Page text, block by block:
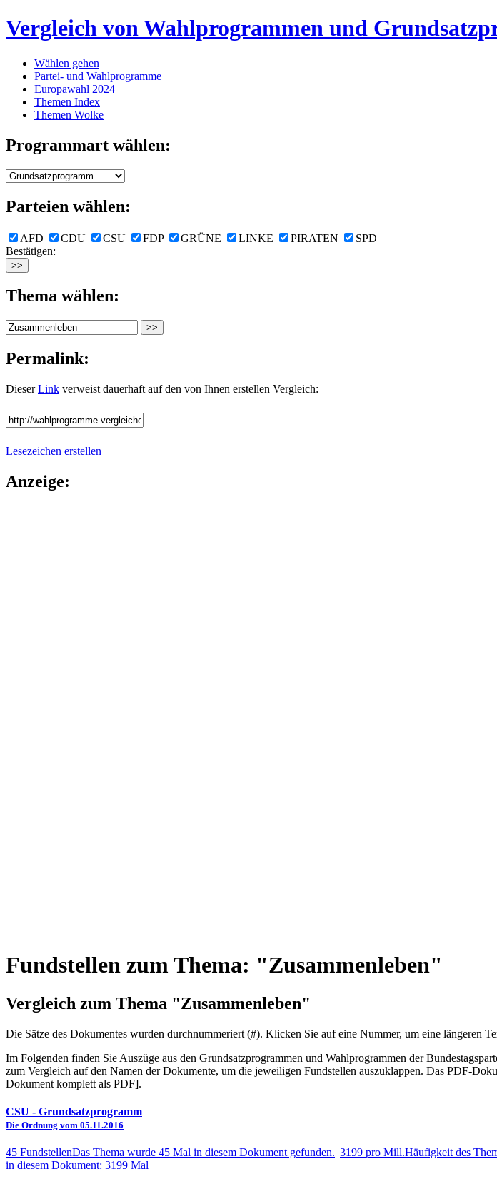
Vergleich von Wahlprogrammen und
Wählen gehen
Partei- und Wahlprogramme
Europawahl 2024
Themen Index
Themen Wolke
Programmart wählen:
Parteien wählen:
AFD CDU CSU FDP GRÜNE LINKE PIRATEN
SPD
Bestätigen:
Thema wählen:
Permalink:
DieserLink verweist dauerhaft auf den von Ihnen erstellen Vergleich:
Lesezeichen erstellen
Anzeige:
Fundstellen zum Thema: "Zusammenleben"
Vergleich zum Thema "Zusammenleben"
Die Sätze des Dokum­entes wurden durch­nummeriert (#). Klicken Sie auf eine Nummer, um eine längeren
Im Folgenden finden Sie Auszüge aus den Grundsatz­program­men und Wahl­program­men der
zum Vergleich auf den Namen der Dokumente, um die jeweiligen Fundstellen aus­zu­klappen. Das PDF-
Dokument komplett als PDF].
CSU - Grundsatzprogramm
Die Ordnung vom 05.11.2016
45 FundstellenDas Thema wurde 45 Mal in diesem Dokument gefunden.| 3199 pro Mill.Häufigkeit des
in diesem Dokument: 3199 Mal